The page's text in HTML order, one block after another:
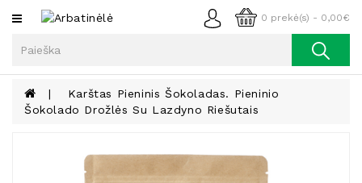
0 prekė(s) - 0,00€
Kategorijos
Kava
Lieknėjimui,
Karštas Pieninis Šokoladas. Pieninio
Šokolado Drožlės Su Lazdyno Riešutais